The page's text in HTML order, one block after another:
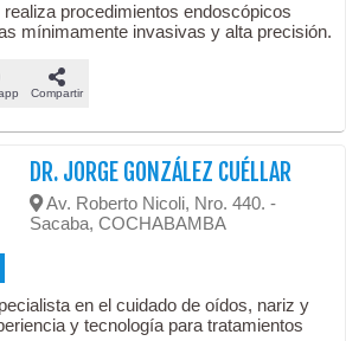
procedimientos endoscópicos
mínimamente invasivas y alta precisión.
Compartir
DR. JORGE GONZÁLEZ CUÉLLAR
Av. Roberto Nicoli, Nro. 440. -
Sacaba, COCHABAMBA
en el cuidado de oídos, nariz y
y tecnología para tratamientos